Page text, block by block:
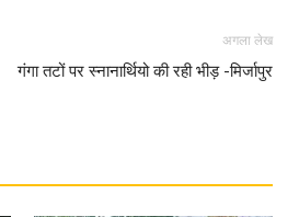
अगला लेख
गंगा तटों पर स्नानार्थियो की रही भीड़ -मिर्जापुर